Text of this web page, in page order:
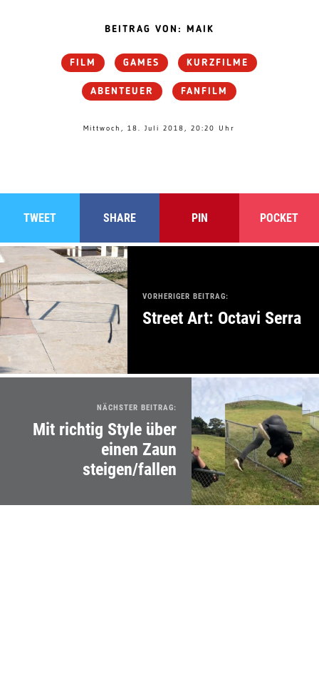
BEITRAG VON: MAIK
FILM GAMES KURZFILME
ABENTEUER FANFILM
Mittwoch, 18. Juli 2018, 20:20 Uhr
TWEET SHARE PIN POCKET
VORHERIGER BEITRAG:
Street Art: Octavi Serra
NÄCHSTER BEITRAG:
Mit richtig Style über
einen Zaun
steigen/fallen